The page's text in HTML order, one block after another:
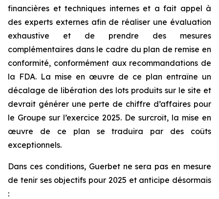
financières et techniques internes et a fait appel à
des experts externes afin de réaliser une évaluation
exhaustive et de prendre des mesures
complémentaires dans le cadre du plan de remise en
conformité, conformément aux recommandations de
la FDA. La mise en œuvre de ce plan entraîne un
décalage de libération des lots produits sur le site et
devrait générer une perte de chiffre d’affaires pour
le Groupe sur l’exercice 2025. De surcroît, la mise en
œuvre de ce plan se traduira par des coûts
exceptionnels.
Dans ces conditions, Guerbet ne sera pas en mesure
de tenir ses objectifs pour 2025 et anticipe désormais
: